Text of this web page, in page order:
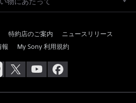
特約店のご案内
ニュースリリース
報
My Sony 利用規約